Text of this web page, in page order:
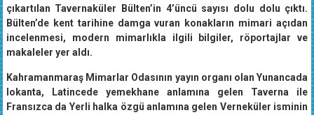
çıkartılan Tavernaküler Bülten’in 4’üncü sayısı dolu dolu çıktı.
Bülten’de kent tarihine damga vuran konakların mimari açıdan
incelenmesi, modern mimarlıkla ilgili bilgiler, röportajlar ve
makaleler yer aldı.
Kahramanmaraş Mimarlar Odasının yayın organı olan Yunancada
lokanta, Latincede yemekhane anlamına gelen Taverna ile
Fransızca da Yerli halka özgü anlamına gelen Verneküler isminin